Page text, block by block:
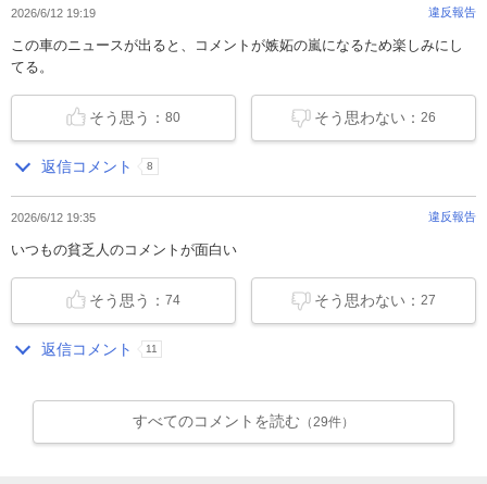
2026/6/12 19:19 違反報告
この車のニュースが出ると、コメントが嫉妬の嵐になるため楽しみにし
てる。
そう思わない： 26
そう思う：80
返信コメント 8
2026/6/12 19:35 違反報告
いつもの貧乏人のコメントが面白い
そう思わない： 27
そう思う：74
返信コメント 11
すべてのコメントを読む （29件）